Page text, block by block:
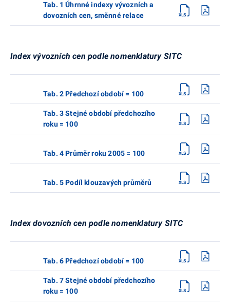
Tab. 1 Úhrnné indexy vývozních a
dovozních cen, směnné relace
Index vývozních cen podle nomenklatury SITC
Tab. 2 Předchozí období = 100
Tab. 3 Stejné období předchozího
roku = 100
Tab. 4 Průměr roku 2005 = 100
Tab. 5 Podíl klouzavých průměrů
Index dovozních cen podle nomenklatury SITC
Tab. 6 Předchozí období = 100
Tab. 7 Stejné období předchozího
roku = 100